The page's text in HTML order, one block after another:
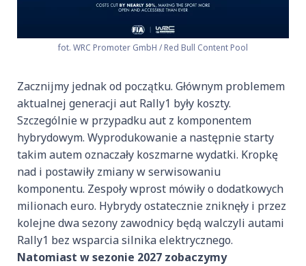
fot. WRC Promoter GmbH / Red Bull Content Pool
Zacznijmy jednak od początku. Głównym problemem
aktualnej generacji aut Rally1 były koszty.
Szczególnie w przypadku aut z komponentem
hybrydowym. Wyprodukowanie a następnie starty
takim autem oznaczały koszmarne wydatki. Kropkę
nad i postawiły zmiany w serwisowaniu
komponentu. Zespoły wprost mówiły o dodatkowych
milionach euro. Hybrydy ostatecznie zniknęły i przez
kolejne dwa sezony zawodnicy będą walczyli autami
Rally1 bez wsparcia silnika elektrycznego.
Natomiast w sezonie 2027 zobaczymy